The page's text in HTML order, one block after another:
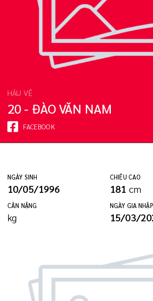
HẬU VỆ
20 - ĐÀO VĂN NAM
FACEBOOK
NGÀY SINH
10/05/1996
CHIỀU CAO
181 cm
CÂN NẶNG
kg
NGÀY GIA
15/03/